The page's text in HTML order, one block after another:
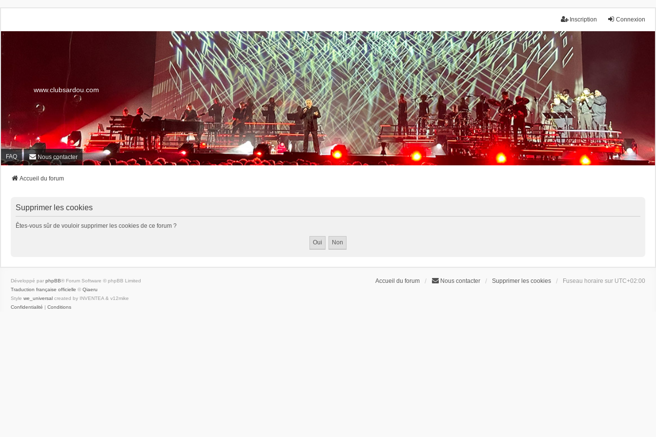
Connexion
Inscription
www.clubsardou.com
FAQ Nous contacter
Accueil du forum
Supprimer les cookies
Êtes-vous sûr de vouloir supprimer les cookies de ce forum ?
Accueil du forum Nous contacter Supprimer les cookies Fuseau horaire sur UTC+02:00
Développé par phpBB® Forum Software © phpBB Limited
Traduction française officielle © Qiaeru
Style we_universal created by INVENTEA & v12mike
Confidentialité | Conditions